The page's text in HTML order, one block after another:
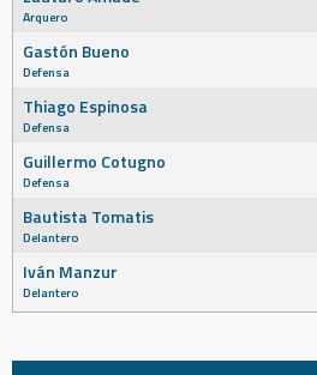
Arquero
Gastón Bueno
Defensa
Thiago Espinosa
Defensa
Guillermo Cotugno
Defensa
Bautista Tomatis
Delantero
Iván Manzur
Delantero